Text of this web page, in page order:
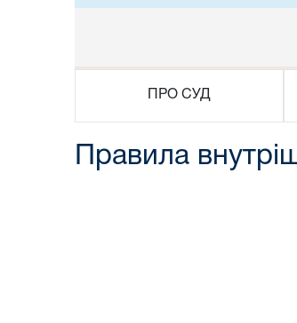
ПРО СУД
Правила